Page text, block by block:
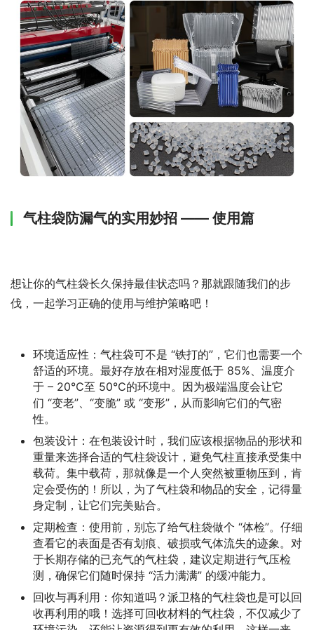
气柱袋防漏气的实用妙招 —— 使用篇
想让你的气柱袋长久保持最佳状态吗？那就跟随我们的步
伐，一起学习正确的使用与维护策略吧！
环境适应性：气柱袋可不是 “铁打的”，它们也需要一个
舒适的环境。最好存放在相对湿度低于 85%、温度介
于 – 20℃至 50℃的环境中。因为极端温度会让它
们 “变老”、“变脆” 或 “变形”，从而影响它们的气密
性。
包装设计：在包装设计时，我们应该根据物品的形状和
重量来选择合适的气柱袋设计，避免气柱直接承受集中
载荷。集中载荷，那就像是一个人突然被重物压到，肯
定会受伤的！所以，为了气柱袋和物品的安全，记得量
身定制，让它们完美贴合。
定期检查：使用前，别忘了给气柱袋做个 “体检”。仔细
查看它的表面是否有划痕、破损或气体流失的迹象。对
于长期存储的已充气的气柱袋，建议定期进行气压检
测，确保它们随时保持 “活力满满” 的缓冲能力。
回收与再利用：你知道吗？派卫格的气柱袋也是可以回
收再利用的哦！选择可回收材料的气柱袋，不仅减少了